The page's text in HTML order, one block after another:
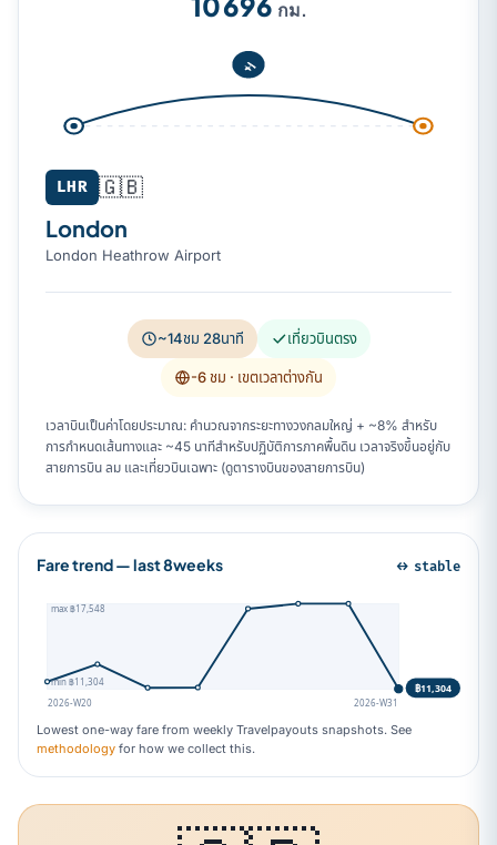
กม.
LHR 🇬🇧
London
London Heathrow Airport
~14ชม 28นาที เที่ยวบินตรง
-6 ชม · เขตเวลาต่างกัน
เวลาบินเป็นค่าโดยประมาณ: คำนวณจากระยะทางวงกลมใหญ่ + ~8% สำหรับ
การกำหนดเส้นทางและ ~45 นาทีสำหรับปฏิบัติการภาคพื้นดิน เวลาจริงขึ้นอยู่กับ
สายการบิน ลม และเที่ยวบินเฉพาะ (ดูตารางบินของสายการบิน)
Fare trend — last 8weeks ↔ stable
฿11,304
max ฿17,548
min ฿11,304
2026-W20
2026-W31
Lowest one-way fare from weekly Travelpayouts snapshots. See
methodology for how we collect this.